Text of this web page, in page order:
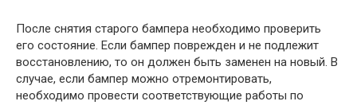
После снятия старого бампера необходимо проверить
его состояние. Если бампер поврежден и не подлежит
восстановлению, то он должен быть заменен на новый. В
случае, если бампер можно отремонтировать,
необходимо провести соответствующие работы по